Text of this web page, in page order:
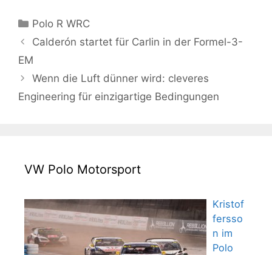
Kategorien
Polo R WRC
Calderón startet für Carlin in der Formel-3-
EM
Wenn die Luft dünner wird: cleveres
Engineering für einzigartige Bedingungen
VW Polo Motorsport
Kristof
fersso
n im
Polo